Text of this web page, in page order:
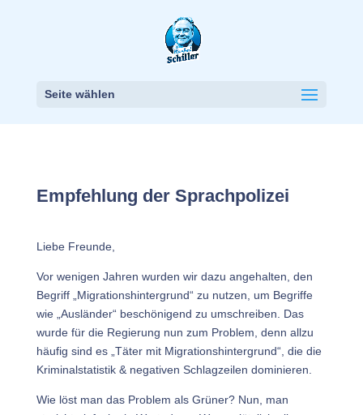
Seite wählen
Empfehlung der Sprachpolizei
Liebe Freunde,
Vor wenigen Jahren wurden wir dazu angehalten, den
Begriff „Migrationshintergrund“ zu nutzen, um Begriffe
wie „Ausländer“ beschönigend zu umschreiben. Das
wurde für die Regierung nun zum Problem, denn allzu
häufig sind es „Täter mit Migrationshintergrund“, die die
Kriminalstatistik & negativen Schlagzeilen dominieren.
Wie löst man das Problem als Grüner? Nun, man